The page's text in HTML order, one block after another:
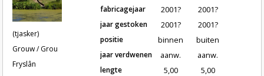
(tjasker)
Grouw / Grou
Fryslân
Roeden van molen (tjasker) in
fabricagejaar
jaar gestoken
positie
jaar verdwenen
lengte
2001?
2001?
binnen
aanw.
5,00
2001?
2001?
buiten
aanw.
5,00